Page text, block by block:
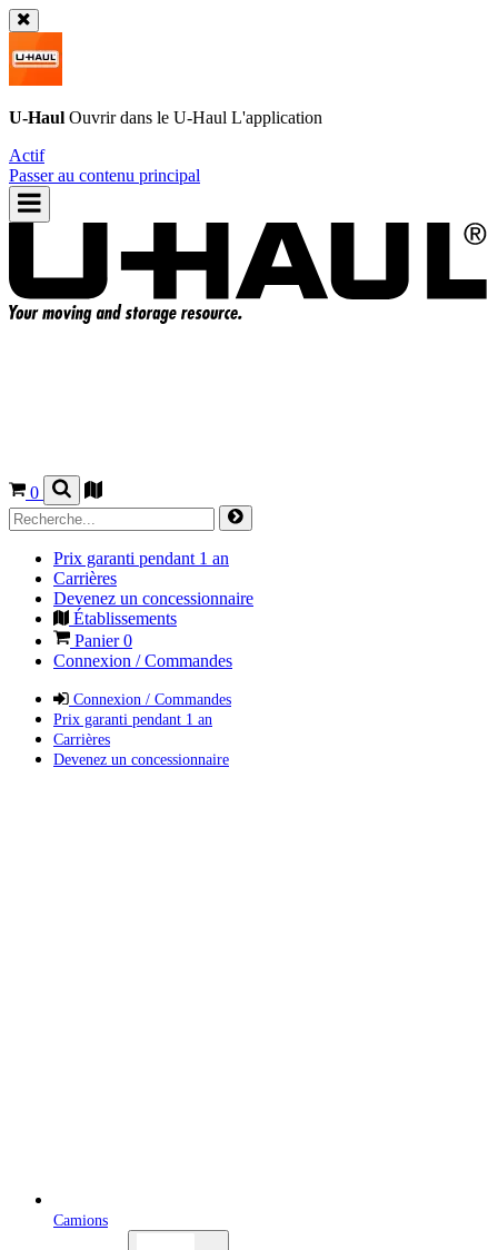
U-Haul Ouvrir dans le U-Haul L'application
Actif
Passer au contenu principal
0
Prix garanti pendant 1 an
Carrières
Devenez un concessionnaire
Établissements
Panier0
Connexion / Commandes
Connexion / Commandes
Prix garanti pendant 1 an
Carrières
Devenez un concessionnaire
Camions